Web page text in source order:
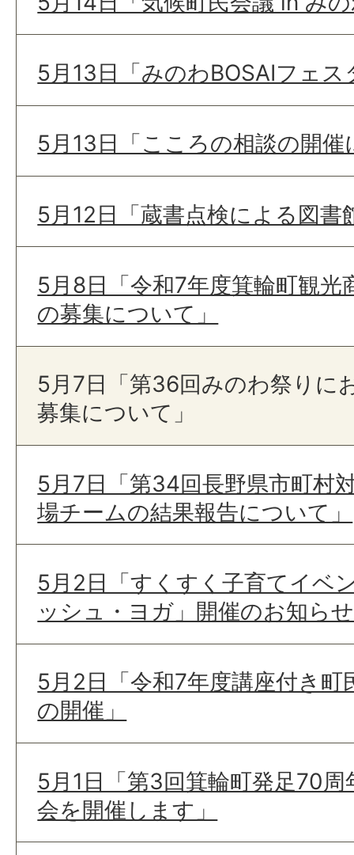
5月13日「みのわBOSAIフェ
5月13日「こころの相談の開催
5月12日「蔵書点検による図書
5月8日「令和7年度箕輪町観光
の募集について」
5月7日「第36回みのわ祭りに
募集について」
5月7日「第34回長野県市町村
場チームの結果報告について」
5月2日「すくすく子育てイベ
ッシュ・ヨガ」開催のお知ら
5月2日「令和7年度講座付き町
の開催」
5月1日「第3回箕輪町発足70
会を開催します」